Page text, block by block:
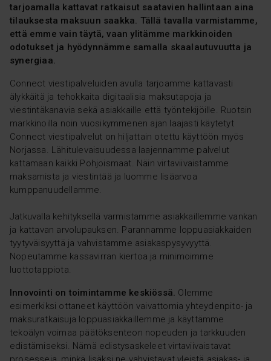
tarjoamalla kattavat ratkaisut saatavien hallintaan aina
tilauksesta maksuun saakka. Tällä tavalla varmistamme,
että emme vain täytä, vaan ylitämme markkinoiden
odotukset ja hyödynnämme samalla skaalautuvuutta ja
synergiaa.
Connect viestipalveluiden avulla tarjoamme kattavasti ​​
älykkäitä ja tehokkaita digitaalisia maksutapoja ja
viestintäkanavia sekä asiakkaille että työntekijöille. Ruotsin
markkinoilla noin vuosikymmenen ajan laajasti käytetyt
Connect viestipalvelut on hiljattain otettu käyttöön myös
Norjassa. Lähitulevaisuudessa laajennamme palvelut
kattamaan kaikki Pohjoismaat. Näin virtaviivaistamme
maksamista ja viestintää ja luomme lisäarvoa
kumppanuudellamme.
Jatkuvalla kehityksellä varmistamme asiakkaillemme vankan
ja kattavan arvolupauksen. Parannamme loppuasiakkaiden
tyytyväisyyttä ja vahvistamme asiakaspysyvyyttä.
Nopeutamme kassavirran kiertoa ja minimoimme
luottotappiota.
Innovointi on toimintamme keskiössä. Olemme
esimerkiksi ottaneet käyttöön vaivattomia yhteydenpito- ja
maksuratkaisuja loppuasiakkaillemme ja käyttämme
tekoälyn voimaa päätöksenteon nopeuden ja tarkkuuden
edistämiseksi. Nämä edistysaskeleet virtaviivaistavat